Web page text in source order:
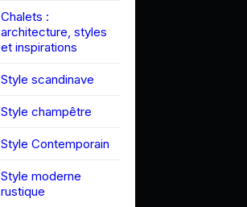
Chalets :
architecture, styles
et inspirations
Style scandinave
Style champêtre
Style Contemporain
Style moderne
rustique